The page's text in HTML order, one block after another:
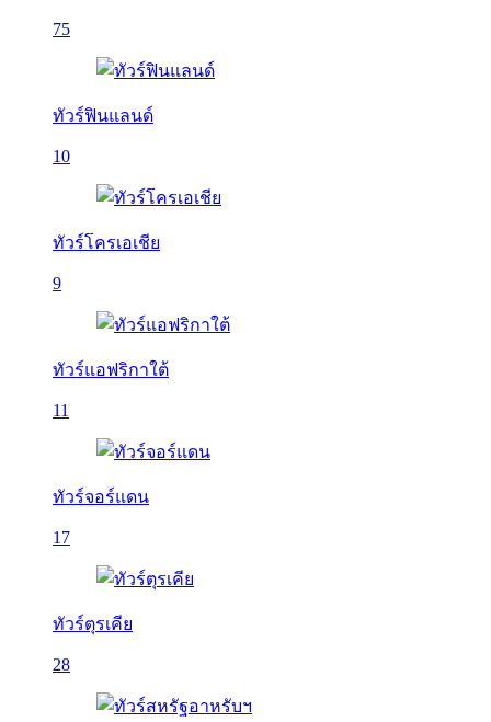
75
ทัวร์ฟินแลนด์
10
ทัวร์โครเอเชีย
9
ทัวร์แอฟริกาใต้
11
ทัวร์จอร์แดน
17
ทัวร์ตุรเคีย
28